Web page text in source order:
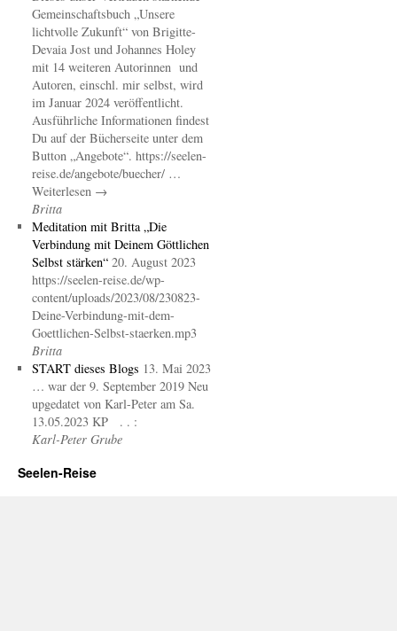
Gemeinschaftsbuch „Unsere
lichtvolle Zukunft“ von Brigitte-
Devaia Jost und Johannes Holey
mit 14 weiteren Autorinnen und
Autoren, einschl. mir selbst, wird
im Januar 2024 veröffentlicht.
Ausführliche Informationen findest
Du auf der Bücherseite unter dem
Button „Angebote“. https://seelen-
reise.de/angebote/buecher/ …
Weiterlesen →
Britta
Meditation mit Britta „Die
Verbindung mit Deinem Göttlichen
Selbst stärken“ 20. August 2023
https://seelen-reise.de/wp-
content/uploads/2023/08/230823-
Deine-Verbindung-mit-dem-
Goettlichen-Selbst-staerken.mp3
Britta
START dieses Blogs 13. Mai 2023
… war der 9. September 2019 Neu
upgedatet von Karl-Peter am Sa.
13.05.2023 KP . . :
Karl-Peter Grube
Seelen-Reise